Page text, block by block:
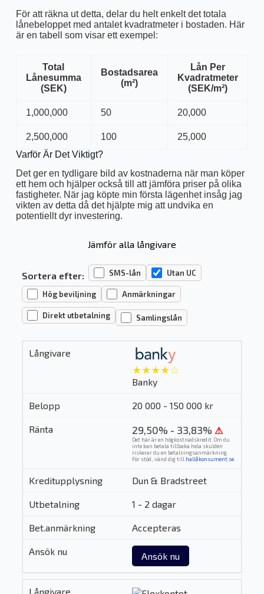
För att räkna ut detta, delar du helt enkelt det totala
lånebeloppet med antalet kvadratmeter i bostaden. Här
är en tabell som visar ett exempel:
Total
Lånesumma
(SEK)
Bostadsarea
(m²)
Lån Per
Kvadratmeter
(SEK/m²)
1,000,000 50 20,000
2,500,000 100
25,000
Varför Är Det Viktigt?
Det ger en tydligare bild av kostnaderna när man köper
ett hem och hjälper också till att jämföra priser på olika
fastigheter. När jag köpte min första lägenhet insåg jag
vikten av detta då det hjälpte mig att undvika en
potentiellt dyr investering.
Jämför alla långivare
Sortera efter: SMS-lån Utan UC
Hög beviljning Anmärkningar
Direkt utbetalning Samlingslån
★★★★☆
Banky
20 000 - 150 000 kr
29,50% - 33,83% ⚠
Det här är en högkostnadskredit. Om du
inte kan betala tillbaka hela skulden
riskerar du en betalningsanmärkning.
För stöd, vänd dig till hallåkonsument.se.
Dun & Bradstreet
1 - 2 dagar
Accepteras
Ansök nu